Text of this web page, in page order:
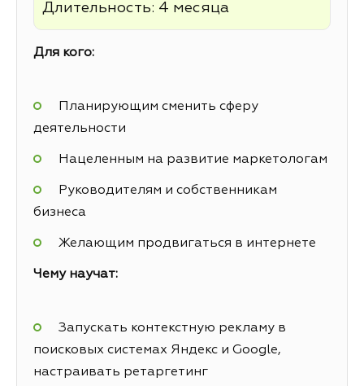
Длительность: 4 месяца
Для кого:
Планирующим сменить сферу
деятельности
Нацеленным на развитие маркетологам
Руководителям и собственникам
бизнеса
Желающим продвигаться в интернете
Чему научат:
Запускать контекстную рекламу в
поисковых системах Яндекс и Google,
настраивать ретаргетинг